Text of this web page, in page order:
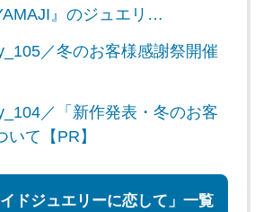
』のジュエリ…
／冬のお客様感謝祭開催
／「新作発表・冬のお客
て【PR】
イドジュエリーに恋して」一覧